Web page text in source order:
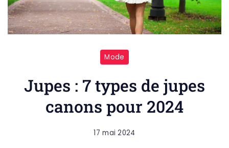
Mode
Jupes : 7 types de jupes
canons pour 2024
17 mai 2024